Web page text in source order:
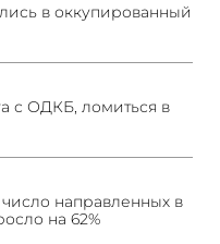
в оккупированный
с ОДКБ, ломиться в
направленных в
на 62%